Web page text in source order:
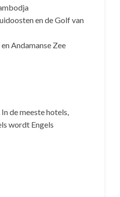
en de Golf van
Andamanse Zee
de meeste hotels,
wordt Engels